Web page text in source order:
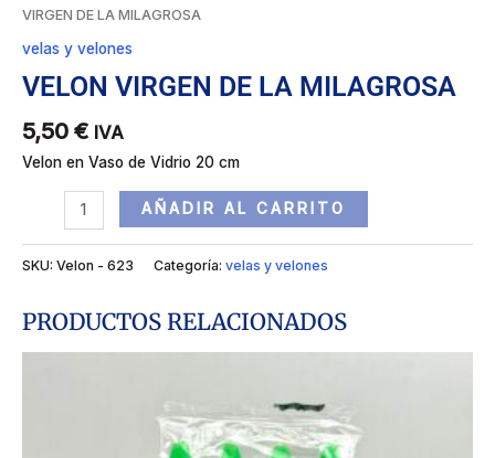
VIRGEN DE LA MILAGROSA
velas y velones
VELON VIRGEN DE LA MILAGROSA
5,50 € IVA
Velon en Vaso de Vidrio 20 cm
AÑADIR AL CARRITO
SKU: Velon - 623 Categoría: velas y velones
PRODUCTOS RELACIONADOS